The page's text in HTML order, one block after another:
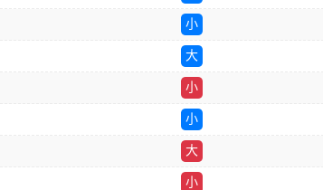
小
大
小
小
大
小